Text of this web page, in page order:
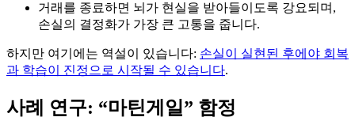
거래를 종료하면 뇌가 현실을 받아들이도록 강요되며,
손실의 결정화가 가장 큰 고통을 줍니다.
하지만 여기에는 역설이 있습니다: 손실이 실현된 후에야 회복
과 학습이 진정으로 시작될 수 있습니다.
사례 연구: “마틴게일” 함정